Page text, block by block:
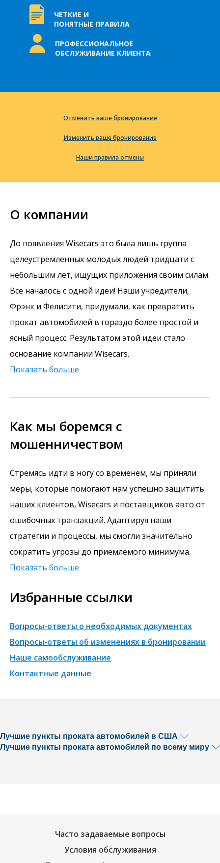
ЧЕТКИЕ И
ПОНЯТНЫЕ ПРАВИЛА
ПРОФЕССИОНАЛЬНОЕ
ОБСЛУЖИВАНИЕ КЛИЕНТА
Отменить ваше бронирование
Изменить ваше бронирование
Наши правила отмены
О компании
До появления Wisecars это была лишь группа
целеустремленных молодых людей тридцати с
небольшим лет, ищущих приложения своим силам.
Все началось с одной идеи! Наши учредители,
Фрэнк и Фелисити, придумали, как превратить
прокат автомобилей в гораздо более простой и
ясный процесс. Результатом этой идеи стало
основание компании Wisecars.
Показать больше
Как мы боремся с
мошенничеством
Стремясь идти в ногу со временем, мы приняли
меры, которые помогают нам успешно защитить
наших клиентов, Wisecars и поставщиков авто от
ошибочных транзакций. Адаптируя наши
стратегии и процессы, мы смогли значительно
сократить угрозы до приемлемого минимума.
Показать больше
Избранные ссылки
Вопросы-ответы о необходимых документах
Вопросы-ответы об изменениях в бронировании
Наше самообслуживание
Контактные данные
Лучшие пункты проката автомобилей в США
Лучшие пункты проката автомобилей по всему миру
Часто задаваемые вопросы
Условия обслуживания